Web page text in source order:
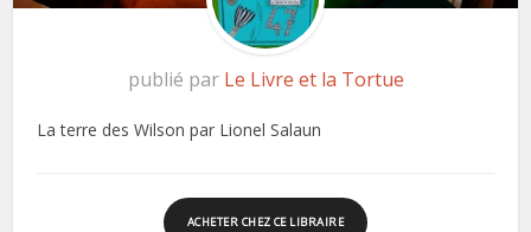
publié par Le Livre et la Tortue
La terre des Wilson par Lionel Salaun
ACHETER CHEZ CE LIBRAIRE